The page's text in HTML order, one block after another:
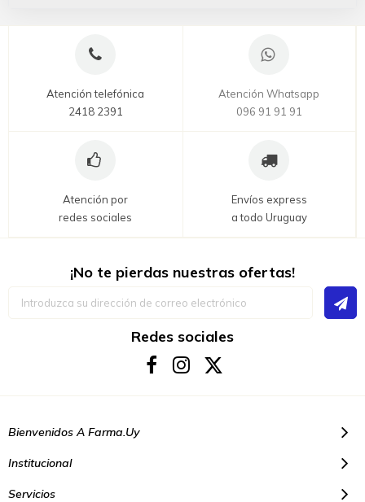
Atención telefónica
2418 2391
Atención Whatsapp
096 91 91 91
Atención por
redes sociales
Envíos express
a todo Uruguay
¡No te pierdas nuestras ofertas!
Redes sociales
Bienvenidos A Farma.uy
Institucional
Servicios